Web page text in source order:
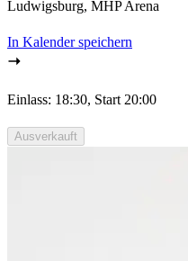
Ludwigsburg, MHP Arena
In Kalender speichern
Einlass: 18:30, Start 20:00
Ausverkauft